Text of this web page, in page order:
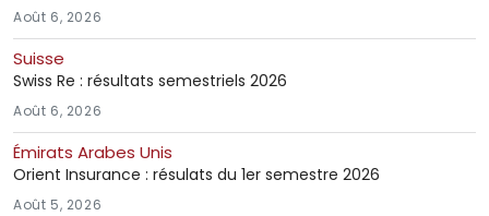
Août 6, 2026
Suisse
Swiss Re : résultats semestriels 2026
Août 6, 2026
Émirats Arabes Unis
Orient Insurance : résulats du 1er semestre 2026
Août 5, 2026